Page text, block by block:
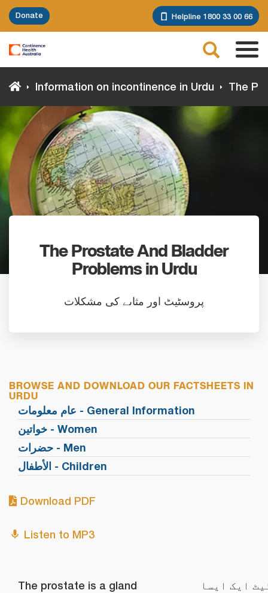
Skip
to
content
Donate Helpline 1800 33 00 66
Search
Information on incontinence in Urdu
The
The Prostate And Bladder
Problems in Urdu
پروسٹیٹ اور مثاںے کی مشکلات
BROWSE AND DOWNLOAD OUR FACTSHEETS IN
URDU
عام معلومات - General Information
خواتین - Women
حضرات - Men
الأطفال - Children
Download PDF
Listen to MP3
The prostate is a gland
ایک ایسا